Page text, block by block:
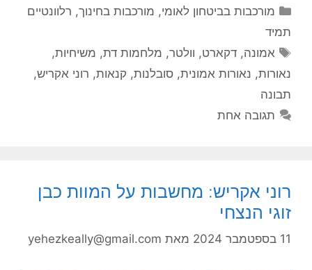
קטגוריות
מורכבות בביטחון לאומי, מורכבות בחינוך, רלוונטיים
תמיד
תגיות
אמונה,דקארט, וולטר, מלחמות דת, משיחיות,
נאורות, נאורות אמונית, סובלנות, קנאות, רוני אקריש,
תבונה
תגובה אחת
רוני אקריש: מחשבות על המוות כבן
זוגי הנצחי
11 בספטמבר 2024 מאת yehezkeally@gmail.com